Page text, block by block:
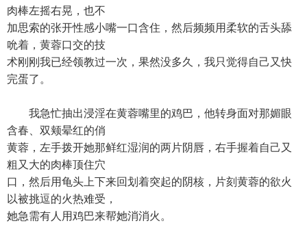
肉棒左摇右晃，也不
加思索的张开性感小嘴一口含住，然后频频用柔软的舌头舔
吮着，黄蓉口交的技
术刚刚我已经领教过一次，果然没多久，我只觉得自己又快
完蛋了。
我急忙抽出浸淫在黄蓉嘴里的鸡巴，他转身面对那媚眼
含春、双颊晕红的俏
黄蓉，左手拨开她那鲜红湿润的两片阴唇，右手握着自己又
粗又大的肉棒顶住穴
口，然后用龟头上下来回划着突起的阴核，片刻黄蓉的欲火
以被挑逗的火热难受，
她急需有人用鸡巴来帮她消消火。